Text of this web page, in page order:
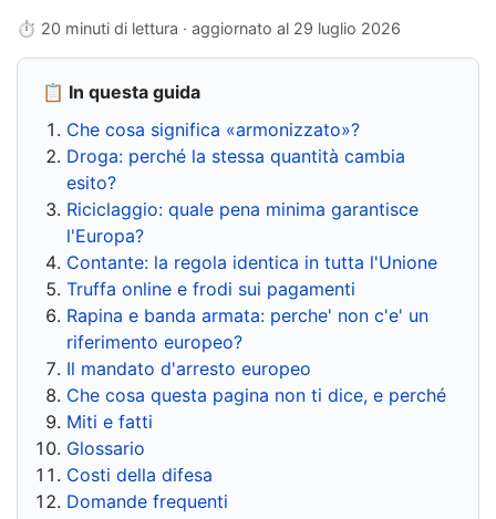
⏱ 20 minuti di lettura · aggiornato al 29 luglio 2026
📋 In questa guida
Che cosa significa «armonizzato»?
Droga: perché la stessa quantità cambia
esito?
Riciclaggio: quale pena minima garantisce
l'Europa?
Contante: la regola identica in tutta l'Unione
Truffa online e frodi sui pagamenti
Rapina e banda armata: perche' non c'e' un
riferimento europeo?
Il mandato d'arresto europeo
Che cosa questa pagina non ti dice, e perché
Miti e fatti
Glossario
Costi della difesa
Domande frequenti